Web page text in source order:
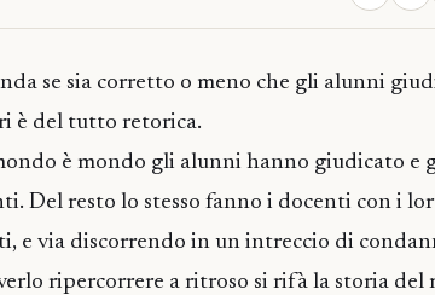
se sia corretto o meno che gli alunni
è del tutto retorica.
è mondo gli alunni hanno giudicato e
Del resto lo stesso fanno i docenti con i
e via discorrendo in un intreccio di
ripercorrere a ritroso si rifà la storia